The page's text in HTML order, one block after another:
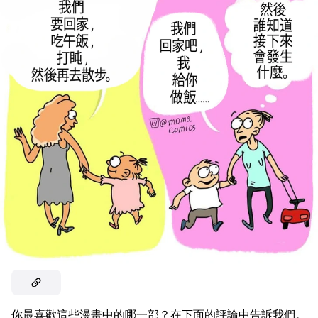
你最喜歡這些漫畫中的哪一部？在下面的評論中告訴我們。